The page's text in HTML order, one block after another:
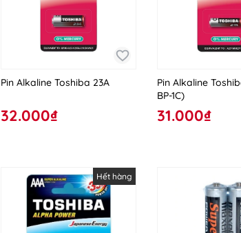
Pin Alkaline Toshiba 23A
32.000₫
Pin Alkaline
BP-1C)
31.000₫
Hết hàng